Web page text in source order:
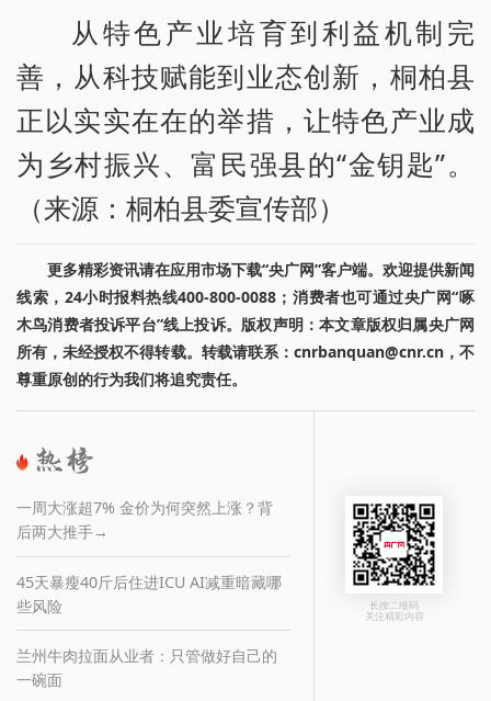
从特色产业培育到利益机制完
善，从科技赋能到业态创新，桐柏县
正以实实在在的举措，让特色产业成
为乡村振兴、富民强县的“金钥匙”。
（来源：桐柏县委宣传部）
更多精彩资讯请在应用市场下载“央广网”客户端。欢迎提供新闻
线索，24小时报料热线400-800-0088；消费者也可通过央广网“啄
木鸟消费者投诉平台”线上投诉。版权声明：本文章版权归属央广网
所有，未经授权不得转载。转载请联系：cnrbanquan@cnr.cn，不
尊重原创的行为我们将追究责任。
一周大涨超7% 金价为何突然上涨？背
后两大推手→
45天暴瘦40斤后住进ICU AI减重暗藏哪
些风险
兰州牛肉拉面从业者：只管做好自己的
一碗面
长按二维码
关注精彩内容